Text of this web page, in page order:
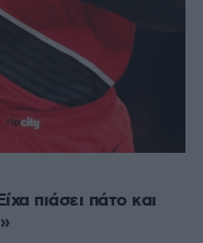
πιάσει πάτο και